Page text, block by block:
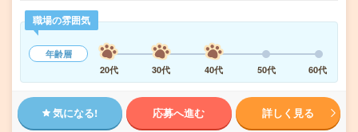
職場の雰囲気
年齢層
20代
30代 40代 50代 60代
気になる! 応募へ進む 詳しく見る